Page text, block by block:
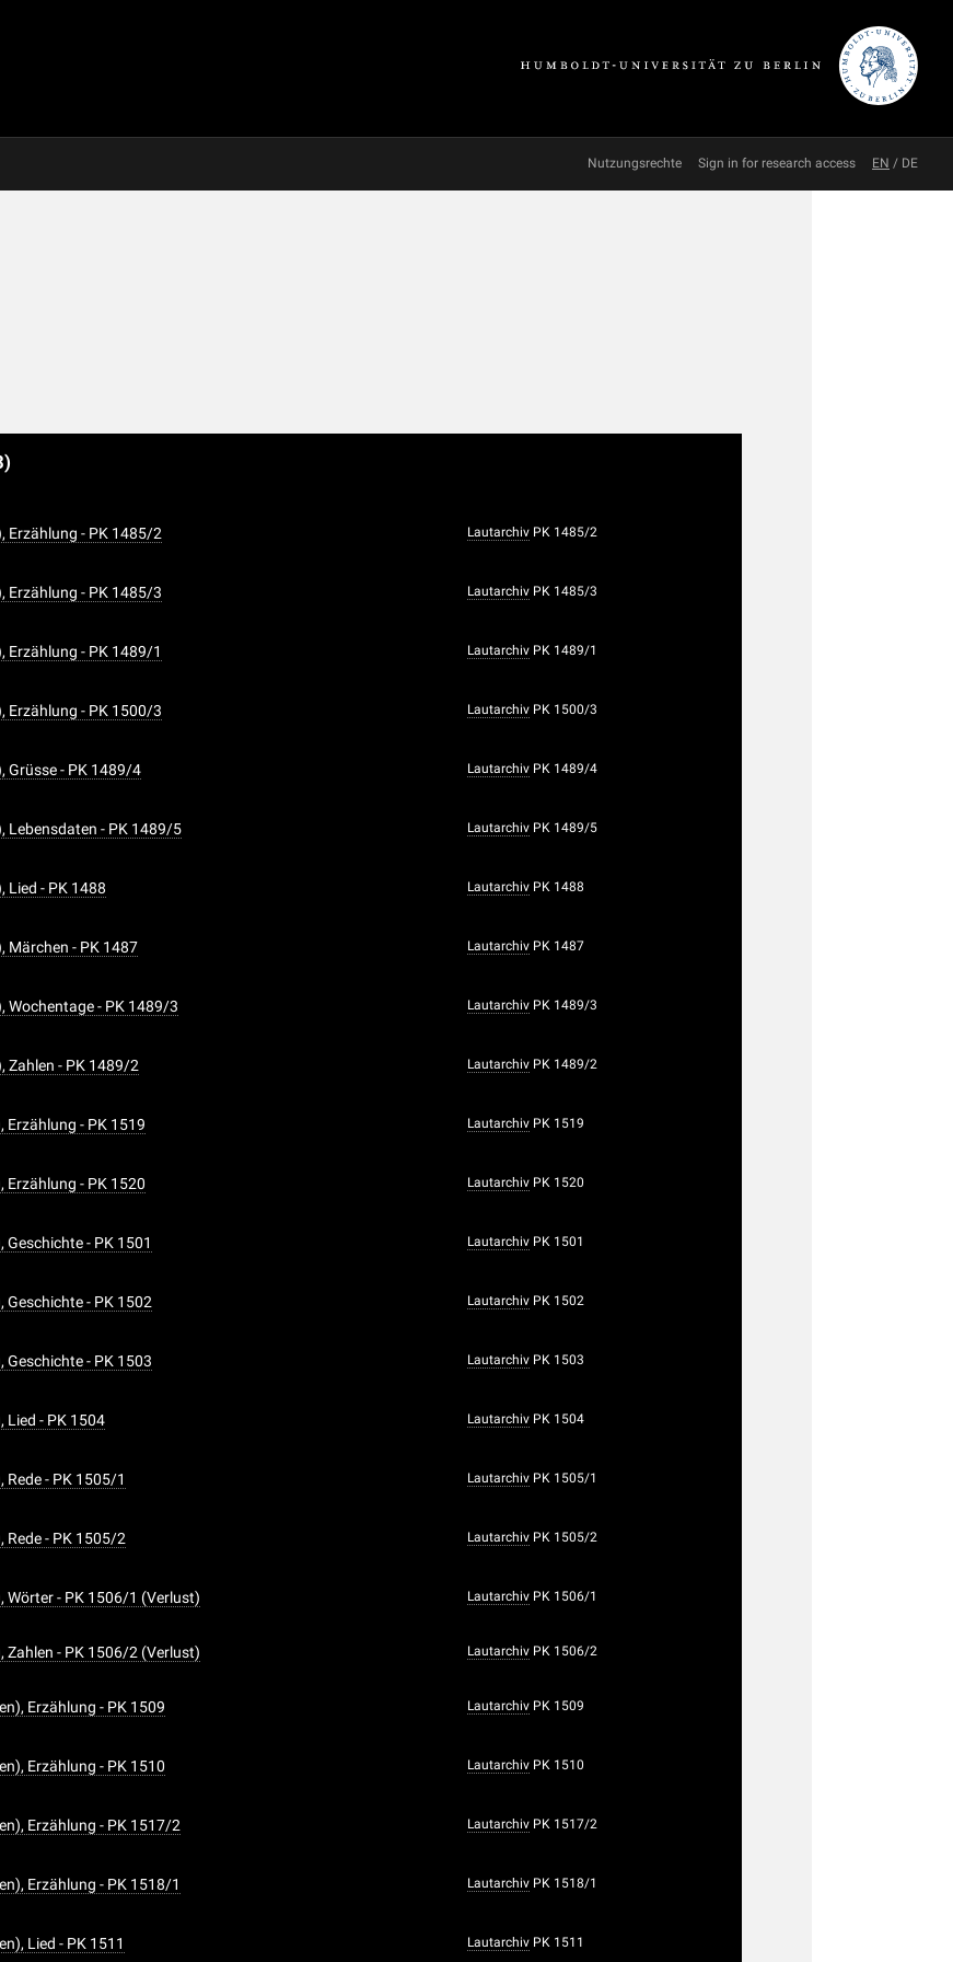
Nutzungsrechte Sign in for research access EN / DE
Erzählung - PK 1485/2 Lautarchiv PK 1485/2
Erzählung - PK 1485/3 Lautarchiv PK 1485/3
Erzählung - PK 1489/1 Lautarchiv PK 1489/1
Erzählung - PK 1500/3 Lautarchiv PK 1500/3
Grüsse - PK 1489/4 Lautarchiv PK 1489/4
Lebensdaten - PK 1489/5 Lautarchiv PK 1489/5
Lied - PK 1488 Lautarchiv PK 1488
Märchen - PK 1487 Lautarchiv PK 1487
Wochentage - PK 1489/3 Lautarchiv PK 1489/3
Zahlen - PK 1489/2 Lautarchiv PK 1489/2
Erzählung - PK 1519 Lautarchiv PK 1519
Erzählung - PK 1520 Lautarchiv PK 1520
- PK 1501 Lautarchiv PK 1501
Geschichte - PK 1502 Lautarchiv PK 1502
Geschichte - PK 1503 Lautarchiv PK 1503
Lied - PK 1504 Lautarchiv PK 1504
- PK 1505/1 Lautarchiv PK 1505/1
Rede - PK 1505/2 Lautarchiv PK 1505/2
Wörter - PK 1506/1 (Verlust) Lautarchiv PK 1506/1
Zahlen - PK 1506/2 (Verlust) Lautarchiv PK 1506/2
Erzählung - PK 1509 Lautarchiv PK 1509
Erzählung - PK 1510 Lautarchiv PK 1510
Erzählung - PK 1517/2 Lautarchiv PK 1517/2
Erzählung - PK 1518/1 Lautarchiv PK 1518/1
Lied - PK 1511 Lautarchiv PK 1511